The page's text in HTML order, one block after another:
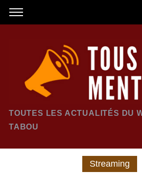
TOUTES LES ACTUALITÉS DU
TABOU
Streaming